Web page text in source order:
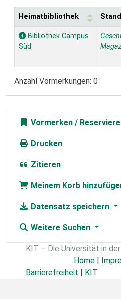
Exemplare
Heimatbibliothek
Bibliothek Campus
Süd
Anzahl Vormerkungen: 0
Vormerken
Drucken
Zitieren
Meinem Korb
Datensatz speichern
Weitere Suchen
KIT – Die Universität in
Home |
Barrierefreiheit | KIT